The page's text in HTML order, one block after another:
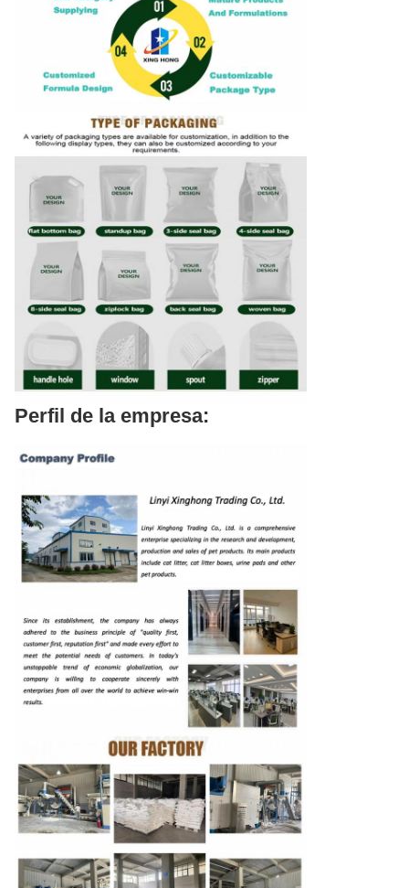
Perfil de la empresa: